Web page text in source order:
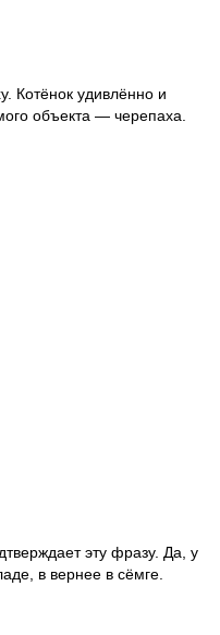
Котёнок удивлённо и
объекта — черепаха.
эту фразу. Да, у
в вернее в сёмге.